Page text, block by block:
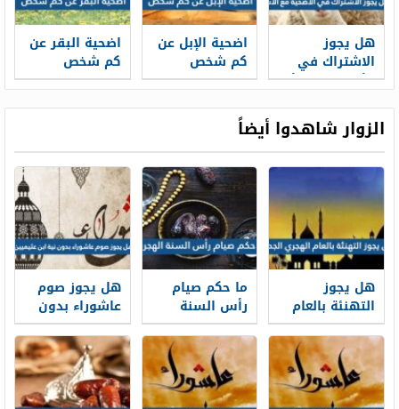
هل يجوز
الاشتراك في
الأضحية مع الأب
اضحية الإبل عن
كم شخص
اضحية البقر عن
كم شخص
الزوار شاهدوا أيضاً
هل يجوز
التهنئة بالعام
الهجري الجديد
1448
ما حكم صيام
رأس السنة
الهجرية
هل يجوز صوم
عاشوراء بدون
نية ابن عثيميين